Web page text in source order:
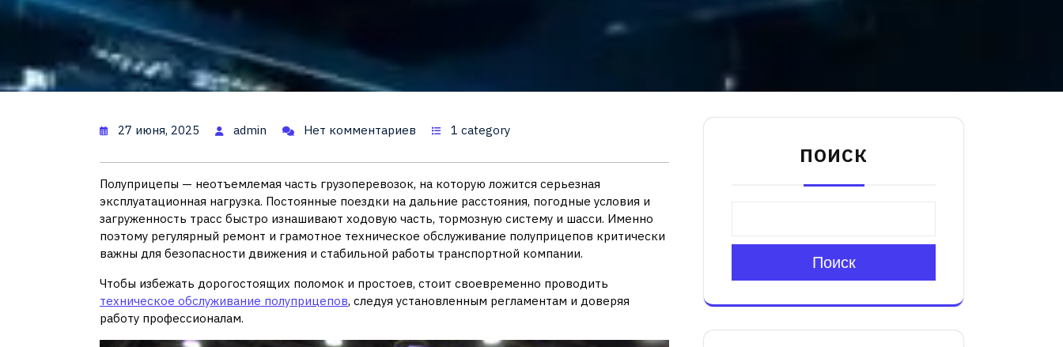
27 июня, 2025 admin Нет комментариев 1 category
Полуприцепы — неотъемлемая часть грузоперевозок, на которую ложится серьезная
эксплуатационная нагрузка. Постоянные поездки на дальние расстояния, погодные условия и
загруженность трасс быстро изнашивают ходовую часть, тормозную систему и шасси. Именно
поэтому регулярный ремонт и грамотное техническое обслуживание полуприцепов критически
важны для безопасности движения и стабильной работы транспортной компании.
Чтобы избежать дорогостоящих поломок и простоев, стоит своевременно проводить
техническое обслуживание полуприцепов, следуя установленным регламентам и доверяя
работу профессионалам.
ПОИСК
Поиск